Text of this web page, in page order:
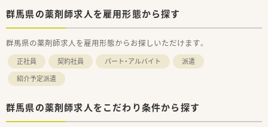
群馬県の薬剤師求人を雇用形態から探す
群馬県の薬剤師求人を雇用形態からお探しいただけます。
正社員 契約社員 パート・アルバイト
派遣
紹介予定派遣
群馬県の薬剤師求人をこだわり条件から探す